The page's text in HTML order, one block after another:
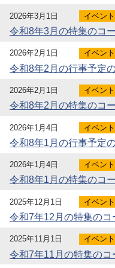
2026年3月1日 イベント
令和8年3月の特集のコ
2026年2月1日 イベント
令和8年2月の行事予定
2026年2月1日 イベント
令和8年2月の特集のコ
2026年1月4日 イベント
令和8年1月の行事予定
2026年1月4日 イベント
令和8年1月の特集のコ
2025年12月1日 イベント
令和7年12月の特集のコ
2025年11月1日 イベント
令和7年11月の特集のコ